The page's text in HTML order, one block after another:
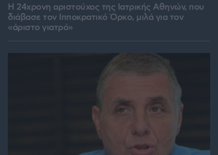
Η 24χρονη αριστούχος της Ιατρικής Αθηνών, που
διάβασε τον Ιπποκρατικό Όρκο, μιλά για τον
«άριστο γιατρό»